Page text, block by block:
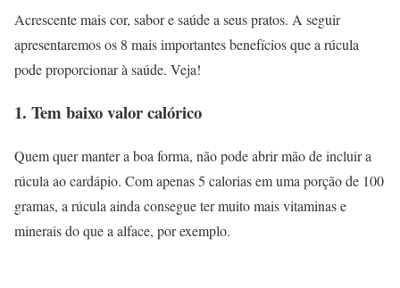
Acrescente mais cor, sabor e saúde a seus pratos. A seguir
apresentaremos os 8 mais importantes benefícios que a rúcula
pode proporcionar à saúde. Veja!
1. Tem baixo valor calórico
Quem quer manter a boa forma, não pode abrir mão de incluir a
rúcula ao cardápio. Com apenas 5 calorias em uma porção de 100
gramas, a rúcula ainda consegue ter muito mais vitaminas e
minerais do que a alface, por exemplo.